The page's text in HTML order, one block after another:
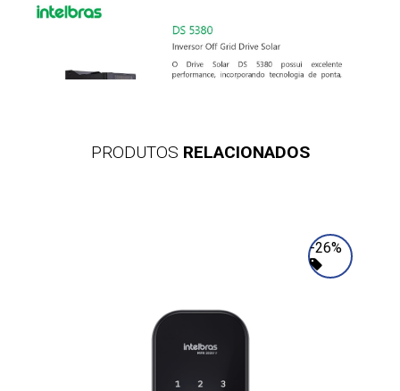
PRODUTOS RELACIONADOS
-26%